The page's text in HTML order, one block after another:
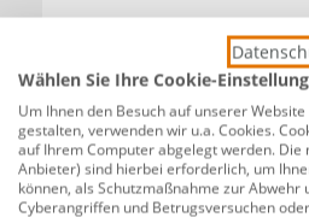
2,69 €/lfm
Beschreibung
Kunststoff
cm
Wählen Sie Ihre Cookie-
Um Ihnen den Besuch auf unserer
gestalten, verwenden wir u.a. Cookies.
auf Ihrem Computer abgelegt werden. Die
Anbieter) sind hierbei erforderlich, um
können, als Schutzmaßnahme zur Abwehr
Cyberangriffen und Betrugsversuchen